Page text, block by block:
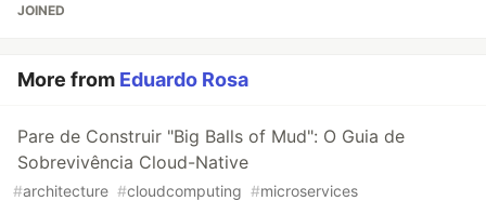
JOINED
More from Eduardo Rosa
Pare de Construir "Big Balls of Mud": O Guia de
Sobrevivência Cloud-Native
#architecture #cloudcomputing #microservices